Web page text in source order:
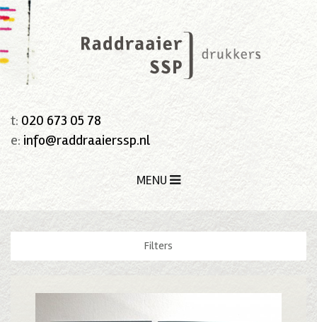
t: 020 673 05 78
e: info@raddraaierssp.nl
MENU
Filters